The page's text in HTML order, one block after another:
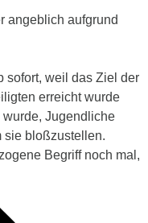
angeblich aufgrund
sofort, weil das Ziel der
erreicht wurde
Jugendliche
sie bloßzustellen.
Begriff noch mal,